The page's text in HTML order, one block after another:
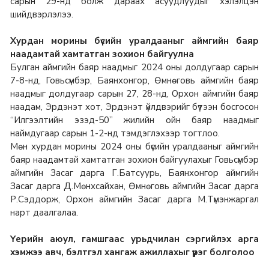
шийдвэрлэлээ.
Хурдан морины бүсийн уралдааныг аймгийн баяр
наадамтай хамтатган зохион байгуулна
Булган аймгийн баяр наадмыг 2024 оны долдугаар сарын
7-8-нд, Говьсүмбэр, Баянхонгор, Өмнөговь аймгийн баяр
наадмыг долдугаар сарын 27, 28-нд, Орхон аймгийн баяр
наадам, Эрдэнэт хот, Эрдэнэт үйлдвэрийг бүтээн босгосон
“Илгээлтийн эзэд-50” жилийн ойн баяр наадмыг
наймдугаар сарын 1-2-нд тэмдэглэхээр тогтлоо.
Мөн хурдан морины 2024 оны бүсийн уралдааныг аймгийн
баяр наадамтай хамтатган зохион байгуулахыг Говьсүмбэр
аймгийн Засаг дарга Г.Батсуурь, Баянхонгор аймгийн
Засаг дарга Д.Мөнхсайхан, Өмнөговь аймгийн Засаг дарга
Р.Сэддорж, Орхон аймгийн Засаг дарга М.Түмэнжаргал
нарт даалгалаа.
Үерийн аюул, гамшгаас урьдчилан сэргийлэх арга
хэмжээ авч, бэлтгэл хангаж ажиллахыг үүрэг болголоо